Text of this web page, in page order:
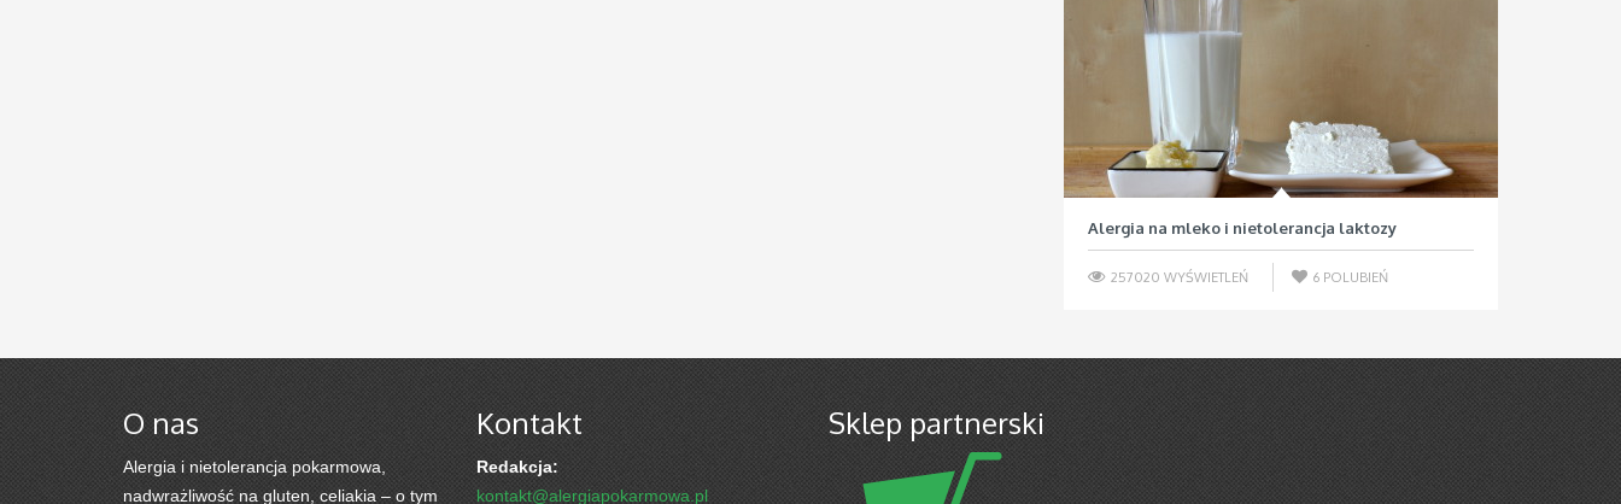
Alergia na mleko i nietolerancja laktozy
257020 WYŚWIETLEŃ 6 POLUBIEŃ
O nas
Alergia i nietolerancja pokarmowa,
nadwrażliwość na gluten, celiakia – o tym
Kontakt
Redakcja:
kontakt@alergiapokarmowa.pl
Sklep partnerski